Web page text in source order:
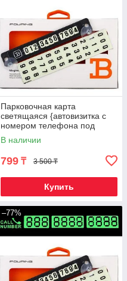
Парковочная карта
светящаяся {автовизитка с
номером телефона под
стекло} FOURING B
(Красный)
В наличии
799 ₸ 3 500 ₸
Купить
–77%